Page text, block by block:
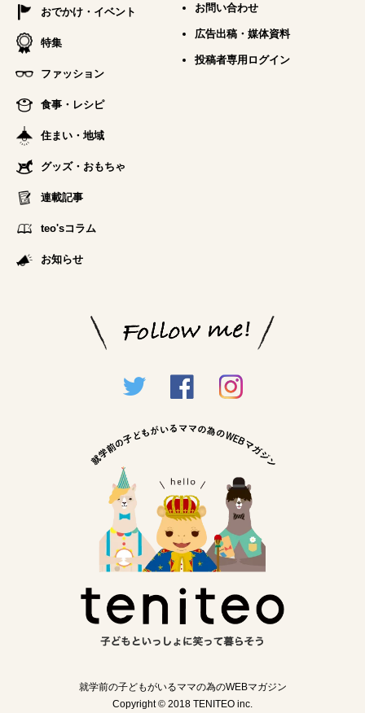
おでかけ・イベント
特集
ファッション
食事・レシピ
住まい・地域
グッズ・おもちゃ
連載記事
teo'sコラム
お知らせ
お問い合わせ
広告出稿・媒体資料
投稿者専用ログイン
就学前の子どもがいるママの為のWEBマガジン
Copyright © 2018 TENITEO inc.